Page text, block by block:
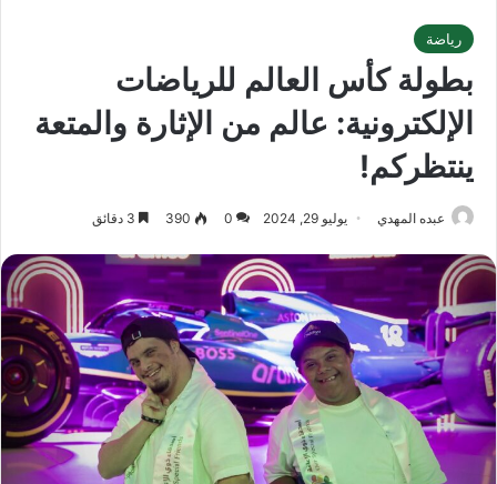
رياضة
بطولة كأس العالم للرياضات
الإلكترونية: عالم من الإثارة والمتعة
ينتظركم!
عبده المهدي يوليو 29, 2024 0
390